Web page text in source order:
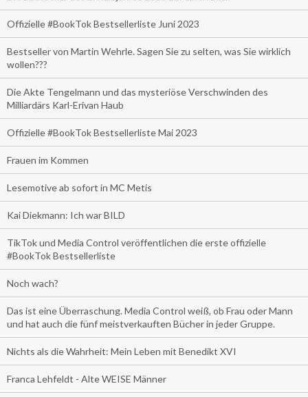
Offizielle #BookTok Bestsellerliste Juni 2023
Bestseller von Martin Wehrle. Sagen Sie zu selten, was Sie wirklich
wollen???
Die Akte Tengelmann und das mysteriöse Verschwinden des
Milliardärs Karl-Erivan Haub
Offizielle #BookTok Bestsellerliste Mai 2023
Frauen im Kommen
Lesemotive ab sofort in MC Metis
Kai Diekmann: Ich war BILD
TikTok und Media Control veröffentlichen die erste offizielle
#BookTok Bestsellerliste
Noch wach?
Das ist eine Überraschung. Media Control weiß, ob Frau oder Mann
und hat auch die fünf meistverkauften Bücher in jeder Gruppe.
Nichts als die Wahrheit: Mein Leben mit Benedikt XVI
Franca Lehfeldt - Alte WEISE Männer